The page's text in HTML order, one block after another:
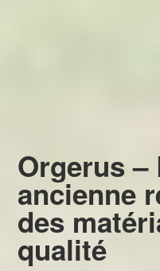
Orgerus –
ancienne
des
qualité